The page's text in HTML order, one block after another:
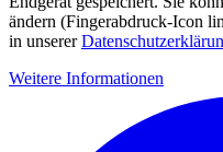
ändern (Fingerabdruck-Icon
in unserer
Weitere Informationen